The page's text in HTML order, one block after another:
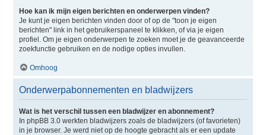
Hoe kan ik mijn eigen berichten en onderwerpen vinden?
Je kunt je eigen berichten vinden door of op de "toon je eigen
berichten" link in het gebruikerspaneel te klikken, of via je eigen
profiel. Om je eigen onderwerpen te zoeken moet je de geavanceerde
zoekfunctie gebruiken en de nodige opties invullen.
Omhoog
Onderwerpabonnementen en bladwijzers
Wat is het verschil tussen een bladwijzer en abonnement?
In phpBB 3.0 werkten bladwijzers zoals de bladwijzers (of favorieten)
in je browser. Je werd niet op de hoogte gebracht als er een update